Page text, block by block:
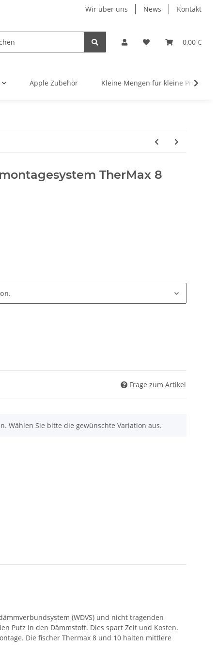
Wir über uns News Kontakt
0,00 €
Apple Zubehör Kleine Mengen für kleine Projekte
TherMax 8
Frage zum Artikel
Wählen Sie bitte die gewünschte Variation aus.
(WDVS) und nicht tragenden
Putz in den Dämmstoff. Dies spart Zeit und Kosten.
Die fischer Thermax 8 und 10 halten mittlere